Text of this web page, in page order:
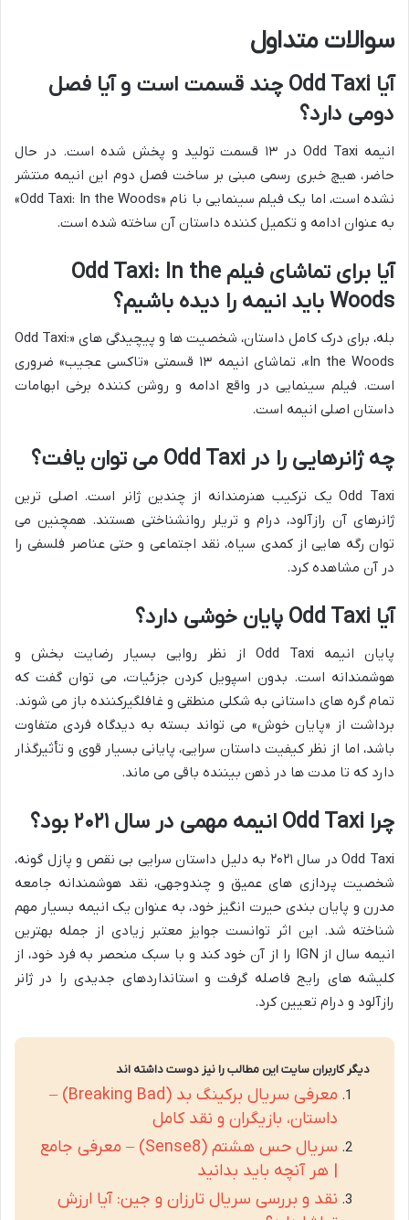
سوالات متداول
آیا Odd Taxi چند قسمت است و آیا فصل
دومی دارد؟
انیمه Odd Taxi در ۱۳ قسمت تولید و پخش شده است. در حال
حاضر، هیچ خبری رسمی مبنی بر ساخت فصل دوم این انیمه منتشر
نشده است، اما یک فیلم سینمایی با نام «Odd Taxi: In the Woods»
به عنوان ادامه و تکمیل کننده داستان آن ساخته شده است.
آیا برای تماشای فیلم Odd Taxi: In the
Woods باید انیمه را دیده باشیم؟
بله، برای درک کامل داستان، شخصیت ها و پیچیدگی های «Odd Taxi:
In the Woods»، تماشای انیمه ۱۳ قسمتی «تاکسی عجیب» ضروری
است. فیلم سینمایی در واقع ادامه و روشن کننده برخی ابهامات
داستان اصلی انیمه است.
چه ژانرهایی را در Odd Taxi می توان یافت؟
Odd Taxi یک ترکیب هنرمندانه از چندین ژانر است. اصلی ترین
ژانرهای آن رازآلود، درام و تریلر روانشناختی هستند. همچنین می
توان رگه هایی از کمدی سیاه، نقد اجتماعی و حتی عناصر فلسفی را
در آن مشاهده کرد.
آیا Odd Taxi پایان خوشی دارد؟
پایان انیمه Odd Taxi از نظر روایی بسیار رضایت بخش و
هوشمندانه است. بدون اسپویل کردن جزئیات، می توان گفت که
تمام گره های داستانی به شکلی منطقی و غافلگیرکننده باز می شوند.
برداشت از «پایان خوش» می تواند بسته به دیدگاه فردی متفاوت
باشد، اما از نظر کیفیت داستان سرایی، پایانی بسیار قوی و تأثیرگذار
دارد که تا مدت ها در ذهن بیننده باقی می ماند.
چرا Odd Taxi انیمه مهمی در سال ۲۰۲۱ بود؟
Odd Taxi در سال ۲۰۲۱ به دلیل داستان سرایی بی نقص و پازل گونه،
شخصیت پردازی های عمیق و چندوجهی، نقد هوشمندانه جامعه
مدرن و پایان بندی حیرت انگیز خود، به عنوان یک انیمه بسیار مهم
شناخته شد. این اثر توانست جوایز معتبر زیادی از جمله بهترین
انیمه سال از IGN را از آن خود کند و با سبک منحصر به فرد خود، از
کلیشه های رایج فاصله گرفت و استانداردهای جدیدی را در ژانر
رازآلود و درام تعیین کرد.
دیگر کاربران سایت این مطالب را نیز دوست داشته اند
معرفی سریال برکینگ بد (Breaking Bad) –
داستان، بازیگران و نقد کامل
سریال حس هشتم (Sense8) – معرفی جامع
| هر آنچه باید بدانید
نقد و بررسی سریال تارزان و جین: آیا ارزش